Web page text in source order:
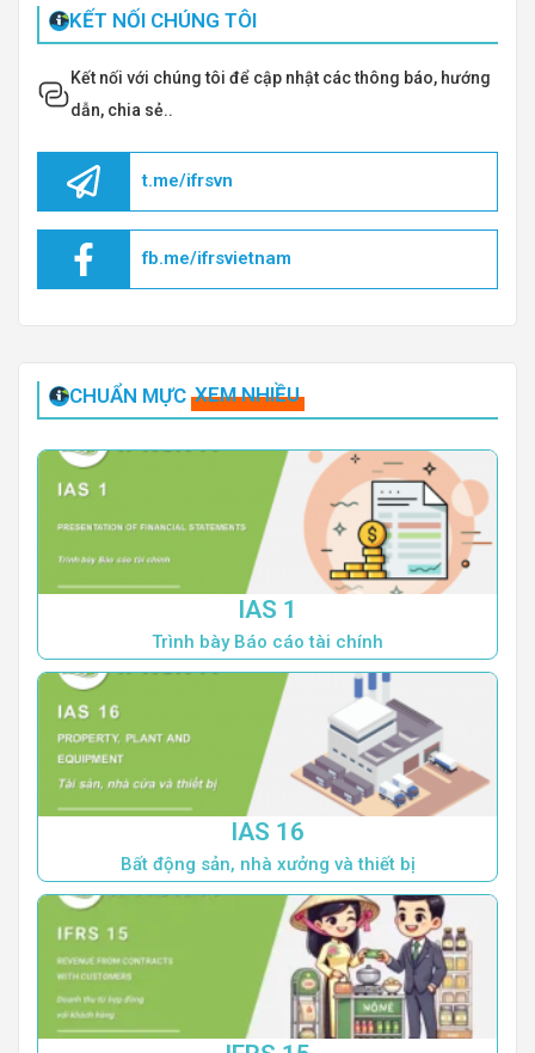
KẾT NỐI CHÚNG TÔI
Kết nối với chúng tôi để cập nhật các thông báo, hướng
dẫn, chia sẻ..
t.me/ifrsvn
fb.me/ifrsvietnam
CHUẨN MỰC XEM NHIỀU
IAS 1
Trình bày Báo cáo tài chính
IAS 16
Bất động sản, nhà xưởng và thiết bị